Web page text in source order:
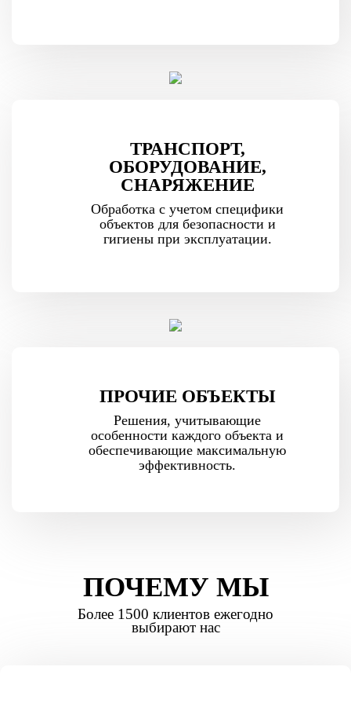
ТРАНСПОРТ,
ОБОРУДОВАНИЕ,
СНАРЯЖЕНИЕ
Обработка с учетом специфики
объектов для безопасности и
гигиены при эксплуатации.
ПРОЧИЕ ОБЪЕКТЫ
Решения, учитывающие
особенности каждого объекта и
обеспечивающие максимальную
эффективность.
ПОЧЕМУ МЫ
Более 1500 клиентов ежегодно
выбирают нас